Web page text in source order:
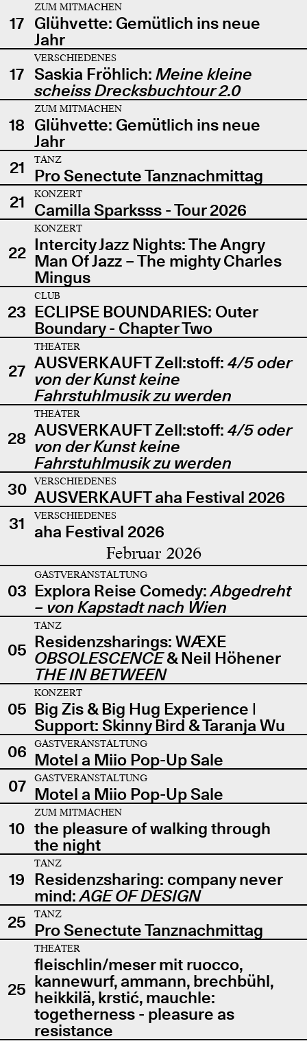
17
ZUM MITMACHEN
Glühvette: Gemütlich ins neue
Jahr
17
VERSCHIEDENES
Saskia Fröhlich: Meine kleine
scheiss Drecksbuchtour 2.0
18
ZUM MITMACHEN
Glühvette: Gemütlich ins neue
Jahr
21
TANZ
Pro Senectute Tanznachmittag
21
KONZERT
Camilla Sparksss - Tour 2026
22
KONZERT
Intercity Jazz Nights: The Angry
Man Of Jazz – The mighty Charles
Mingus
23
CLUB
ECLIPSE BOUNDARIES: Outer
Boundary - Chapter Two
27
THEATER
AUSVERKAUFT Zell:stoff: 4/5 oder
von der Kunst keine
Fahrstuhlmusik zu werden
28
THEATER
AUSVERKAUFT Zell:stoff: 4/5 oder
von der Kunst keine
Fahrstuhlmusik zu werden
30
VERSCHIEDENES
AUSVERKAUFT aha Festival 2026
31
VERSCHIEDENES
aha Festival 2026
Februar 2026
03
GASTVERANSTALTUNG
Explora Reise Comedy:Abgedreht
– von Kapstadt nach Wien
05
TANZ
Residenzsharings: WÆXE
OBSOLESCENCE& Neil Höhener
THE IN BETWEEN
05
KONZERT
Big Zis & Big Hug Experience |
Support: Skinny Bird & Taranja Wu
06
GASTVERANSTALTUNG
Motel a Miio Pop-Up Sale
07
GASTVERANSTALTUNG
Motel a Miio Pop-Up Sale
10
ZUM MITMACHEN
the pleasure of walking through
the night
19
TANZ
Residenzsharing: company never
mind:AGE OF DESIGN
25
TANZ
Pro Senectute Tanznachmittag
25
THEATER
fleischlin/meser mit ruocco,
kannewurf, ammann, brechbühl,
heikkilä, krstić, mauchle:
togetherness - pleasure as
resistance